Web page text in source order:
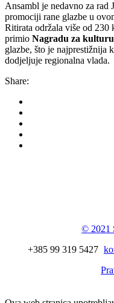
Ansambl je nedavno za rad
promociji rane glazbe u
Ritirata održala više od 230
primio Nagradu za
glazbe, što je najprestižnija
dodjeljuje regionalna vlada.
Share:
© 2021
+385 99 319 5427